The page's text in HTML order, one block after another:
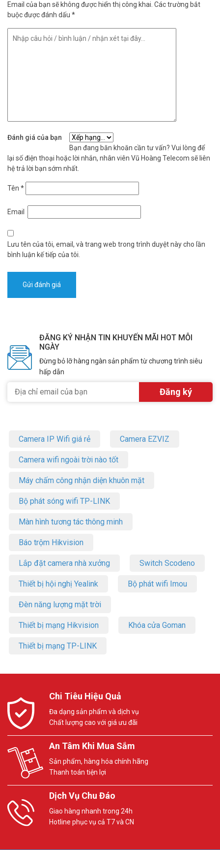
– Mặt loa: Lưới thép đục lỗ, sơn màu đen.
– Giá treo loa: Bằng nhôm đúc, sơn màu trắng, đen.
– Kích thước: 135(W) x 746(H) x 128(D) mm.
Email của bạn sẽ không được hiển thị công khai. Các trường bắt
buộc được đánh dấu *
Đánh giá của bạn
Bạn đang băn khoăn cần tư vấn? Vui lòng để
lại số điện thoại hoặc lời nhắn, nhân viên Vũ Hoàng Telecom sẽ liên
hệ trả lời bạn sớm nhất.
Tên *
Email
Lưu tên của tôi, email, và trang web trong trình duyệt này cho lần
bình luận kế tiếp của tôi.
ĐĂNG KÝ NHẬN TIN KHUYẾN MÃI HOT MỖI
NGÀY
Đừng bỏ lỡ hàng ngàn sản phẩm từ chương trình siêu
hấp dẫn
Camera IP Wifi giá rẻ Camera EZVIZ
Camera wifi ngoài trời nào tốt
Máy chấm công nhận diện khuôn mặt
Bộ phát sóng wifi TP-LINK
Màn hình tương tác thông minh
Báo trộm Hikvision
Lắp đặt camera nhà xưởng Switch Scodeno
Thiết bị hội nghị Yealink Bộ phát wifi Imou
Đèn năng lượng mặt trời
Thiết bị mạng Hikvision Khóa cửa Goman
Thiết bị mạng TP-LINK
Chi Tiêu Hiệu Quả
Đa dạng sản phẩm và dịch vụ
Chất lượng cao với giá ưu đãi
An Tâm Khi Mua Sắm
Sản phẩm, hàng hóa chính hãng
Thanh toán tiện lợi
Dịch Vụ Chu Đáo
Giao hàng nhanh trong 24h
Hotline phục vụ cả T7 và CN